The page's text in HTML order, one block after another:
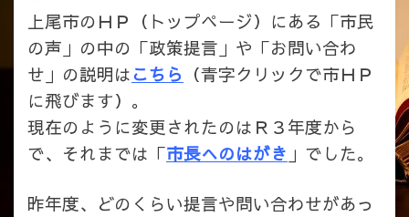
上尾市のＨＰ（トップページ）にある「市民
の声」の中の「政策提言」や「お問い合わ
せ」の説明はこちら （青字クリックで市ＨＰ
に飛びます）。
現在のように変更されたのはＲ３年度から
で、それまでは「市長へのはがき 」でした。
昨年度、どのくらい提言や問い合わせがあっ